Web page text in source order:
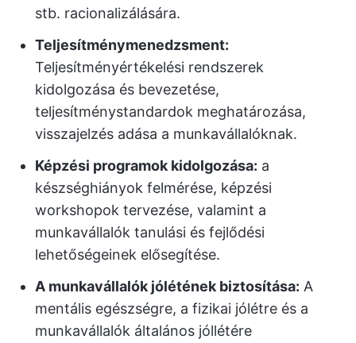
stb. racionalizálására.
Teljesítménymenedzsment:
Teljesítményértékelési rendszerek
kidolgozása és bevezetése,
teljesítménystandardok meghatározása,
visszajelzés adása a munkavállalóknak.
Képzési programok kidolgozása: a
készséghiányok felmérése, képzési
workshopok tervezése, valamint a
munkavállalók tanulási és fejlődési
lehetőségeinek elősegítése.
A munkavállalók jólétének biztosítása: A
mentális egészségre, a fizikai jólétre és a
munkavállalók általános jóllétére